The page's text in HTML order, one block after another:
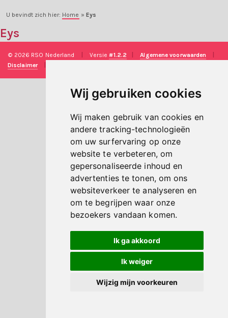
Wij gebruiken cookies
Wij maken gebruik van cookies en
andere tracking-technologieën
om uw surfervaring op onze
website te verbeteren, om
gepersonaliseerde inhoud en
advertenties te tonen, om ons
websiteverkeer te analyseren en
om te begrijpen waar onze
bezoekers vandaan komen.
Ik ga akkoord
Ik weiger
Wijzig mijn voorkeuren
U bevindt zich hier: Home » Eys
Eys
© 2026 RSO Nederland Versie#1.2.2 Algemene voorwaarden
Disclaimer